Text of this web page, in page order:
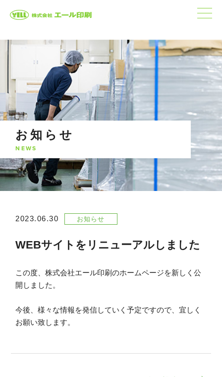
お知らせ
NEWS
2023.06.30 お知らせ
WEBサイトをリニューアルしました
この度、株式会社エール印刷のホームページを新しく公
開しました。
今後、様々な情報を発信していく予定ですので、宜しく
お願い致します。